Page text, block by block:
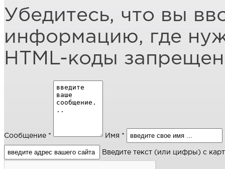
Убедитесь, что вы
информацию, где
HTML-коды
Сообщение * Имя *
Введите текст (или цифры) с